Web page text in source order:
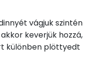
0 kcal
0 kcal
vágjuk szintén
keverjük hozzá,
különben plöttyedt